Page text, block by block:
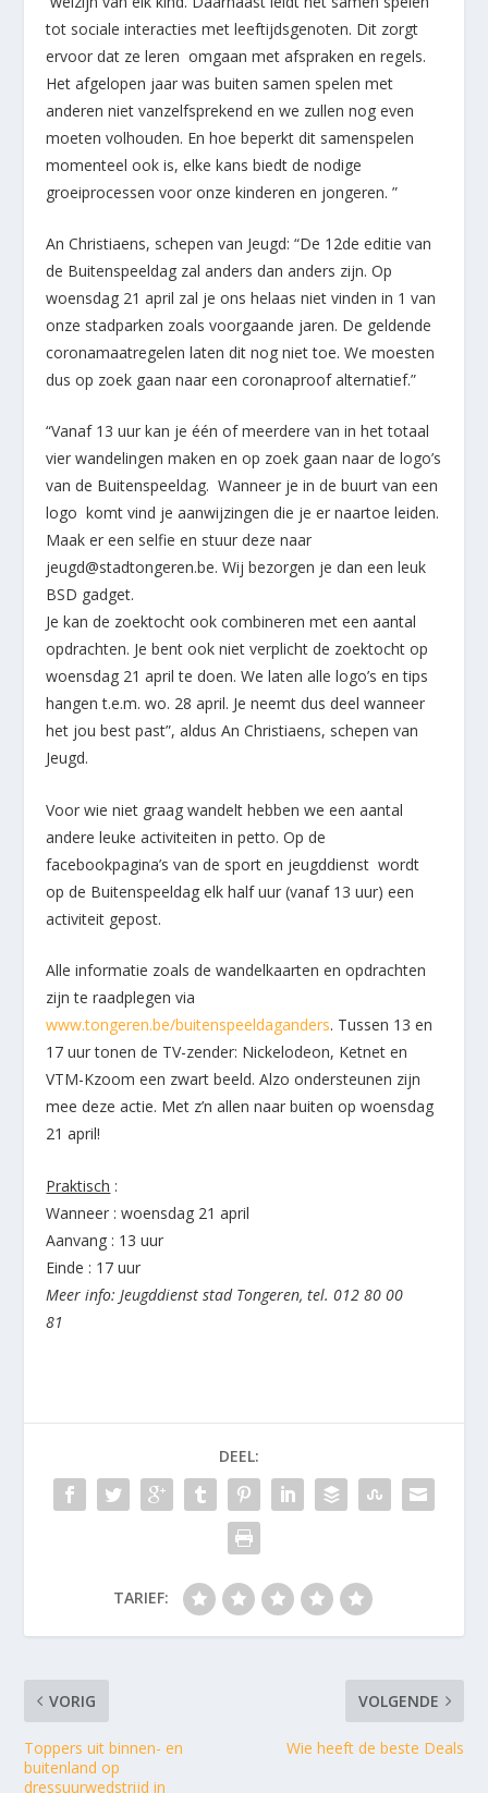
tot sociale interacties met leeftijdsgenoten. Dit zorgt
ervoor dat ze leren omgaan met afspraken en regels.
Het afgelopen jaar was buiten samen spelen met
anderen niet vanzelfsprekend en we zullen nog even
moeten volhouden. En hoe beperkt dit samenspelen
momenteel ook is, elke kans biedt de nodige
groeiprocessen voor onze kinderen en jongeren. ”
An Christiaens, schepen van Jeugd: “De 12de editie van
de Buitenspeeldag zal anders dan anders zijn. Op
woensdag 21 april zal je ons helaas niet vinden in 1 van
onze stadparken zoals voorgaande jaren. De geldende
coronamaatregelen laten dit nog niet toe. We moesten
dus op zoek gaan naar een coronaproof alternatief.”
“Vanaf 13 uur kan je één of meerdere van in het totaal
vier wandelingen maken en op zoek gaan naar de logo’s
van de Buitenspeeldag. Wanneer je in de buurt van een
logo komt vind je aanwijzingen die je er naartoe leiden.
Maak er een selfie en stuur deze naar
jeugd@stadtongeren.be. Wij bezorgen je dan een leuk
BSD gadget.
Je kan de zoektocht ook combineren met een aantal
opdrachten. Je bent ook niet verplicht de zoektocht op
woensdag 21 april te doen. We laten alle logo’s en tips
hangen t.e.m. wo. 28 april. Je neemt dus deel wanneer
het jou best past”, aldus An Christiaens, schepen van
Jeugd.
Voor wie niet graag wandelt hebben we een aantal
andere leuke activiteiten in petto. Op de
facebookpagina’s van de sport en jeugddienst wordt
op de Buitenspeeldag elk half uur (vanaf 13 uur) een
activiteit gepost.
Alle informatie zoals de wandelkaarten en opdrachten
zijn te raadplegen via
www.tongeren.be/buitenspeeldaganders. Tussen 13 en
17 uur tonen de TV-zender: Nickelodeon, Ketnet en
VTM-Kzoom een zwart beeld. Alzo ondersteunen zijn
mee deze actie. Met z’n allen naar buiten op woensdag
21 april!
Praktisch :
Wanneer : woensdag 21 april
Aanvang : 13 uur
Einde : 17 uur
Meer info: Jeugddienst stad Tongeren, tel. 012 80 00
81
DEEL:
TARIEF:
VORIG
Toppers uit binnen- en
buitenland op
dressuurwedstrijd in
VOLGENDE
Wie heeft de beste Deals